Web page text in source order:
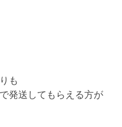
も
発送してもらえる方が